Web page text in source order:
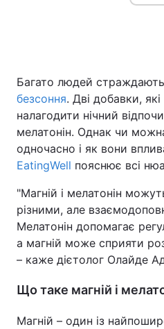
Багато людей
безсоння. Дві добавки,
налагодити нічний
мелатонін. Однак чи
одночасно і як вони
EatingWell пояснює всі
"Магній і мелатонін
різними, але
Мелатонін допомагає
а магній може сприяти
– каже дієтолог Олайде
Що таке магній і
Магній – один із